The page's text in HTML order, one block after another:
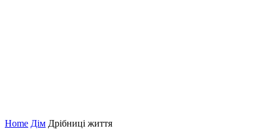
Home Дім Дрібниці життя